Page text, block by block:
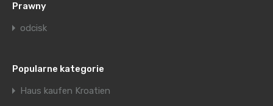
Prawny
odcisk
Popularne kategorie
Haus kaufen Kroatien